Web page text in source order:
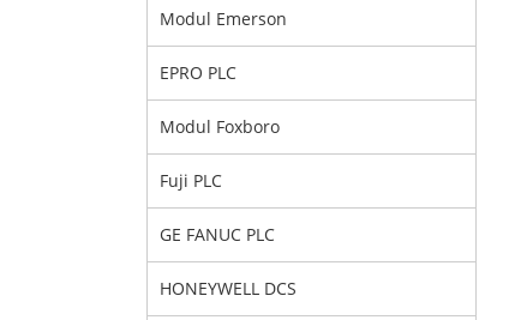
Modul Emerson
EPRO PLC
Modul Foxboro
Fuji PLC
GE FANUC PLC
HONEYWELL DCS